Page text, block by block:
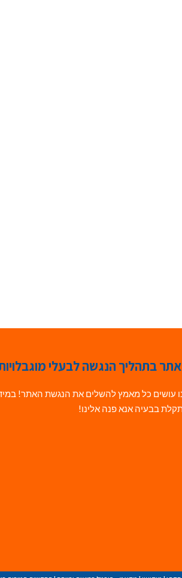
בתהליך הנגשה לבעלי
עושים כל מאמץ להשלים את הנגשת האתר!
בבעיה אנא פנה אלינו!